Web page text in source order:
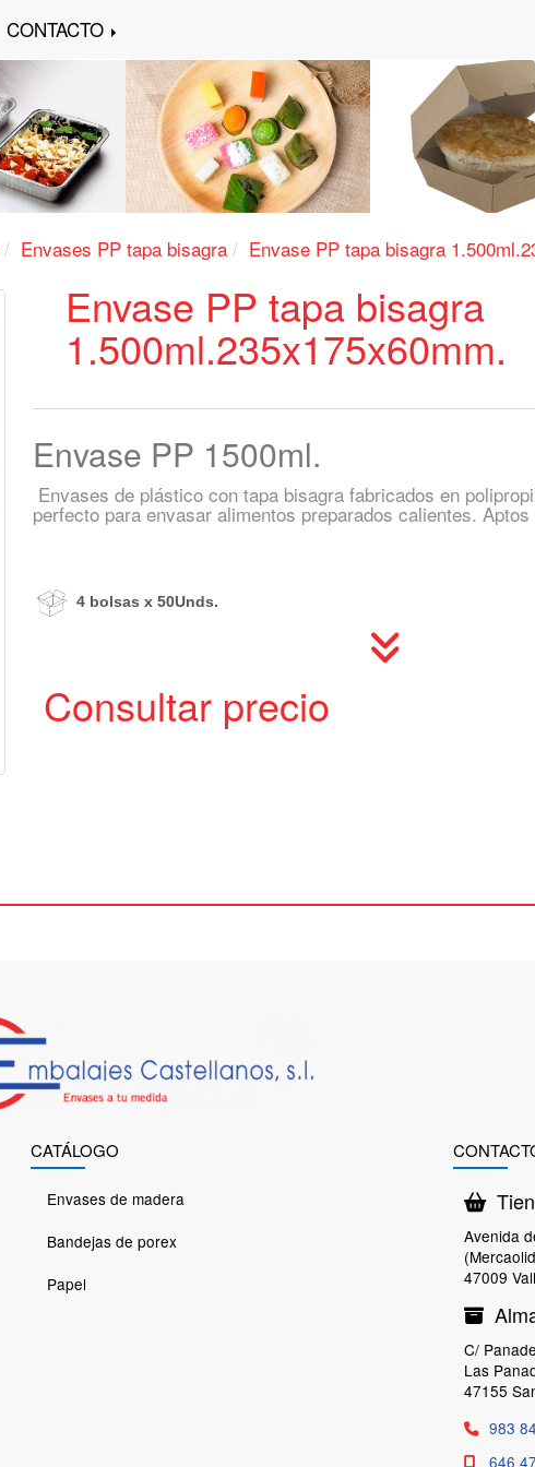
CONTACTO
Envases PP tapa bisagra Envase PP tapa bisagra
Envase PP tapa bisagra
1.500ml.235x175x60mm.
Envase PP 1500ml.
Envases de plástico con tapa bisagra fabricados en
perfecto para envasar alimentos preparados calientes.
4 bolsas x 50Unds.
Consultar precio
CATÁLOGO
Envases de madera
Bandejas de porex
Papel
Avenida
47009
C/
Las
47155
983
646